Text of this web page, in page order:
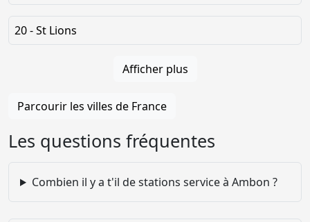
20 - St Lions
Afficher plus
Parcourir les villes de France
Les questions fréquentes
Combien il y a t'il de stations service à Ambon ?